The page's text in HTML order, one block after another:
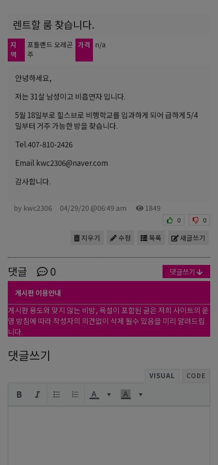
렌트할 룸 찾습니다.
지
역
포틀랜드 오레곤
주
가격 n/a
안녕하세요,
저는 31살 남성이고 비흡연자 입니다.
5월 18일부로 힐스브로 비행학교를 입과하게 되어 급하게 5/4
일부터 거주 가능한 방을 찾습니다.
Tel.407-810-2426
Email kwc2306@naver.com
감사합니다.
by kwc2306 04/29/20 @06:49 am 1849
0 0
새글쓰기
목록
수정
지우기
댓글 0 댓글쓰기
게시판 이용안내
게시판 용도와 맞지 않는 비방, 욕설이 포함된 글은 저희 사이트의 운
영 방침에 따라 작성자의 의견없이 삭제 될수 있음을 미리 알려드립
니다.
댓글쓰기
VISUAL CODE